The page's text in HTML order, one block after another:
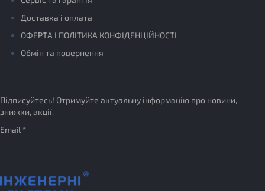
Доставка і оплата
ОФЕРТА І ПОЛІТИКА КОНФІДЕНЦІЙНОСТІ
Обмін та повернення
Підписуйтесь! Отримуйте актуальну інформацію про новини,
знижки, акції.
Email *